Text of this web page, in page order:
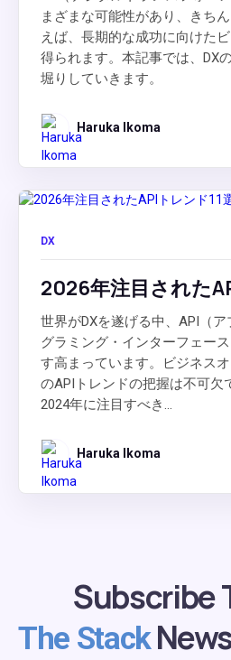
まざまな可能性があり、きち
えば、長期的な成功に向けた
得られます。本記事では、DX
堀りしていきます。
Haruka Ikoma
DX
2026年注目された
世界がDXを遂げる中、API（
グラミング・インターフェー
す高まっています。ビジネス
のAPIトレンドの把握は不可欠
2024年に注目すべき...
Haruka Ikoma
Subscribe
The Stack